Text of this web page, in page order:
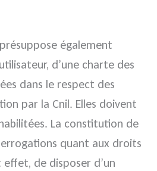
également
d’une charte des
dans le respect des
par la Cnil. Elles doivent
La constitution de
quant aux droits
de disposer d’un